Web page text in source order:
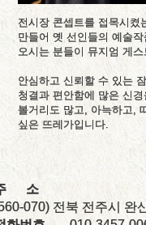
전시장 콘셉트를 접목시켰
만들어 옛 선인들의 예술
오시는 분들이 뮤지엄 게
안심하고 신뢰할 수 있는
청결과 편안함에 많은 신
볼거리도 많고, 아늑하고,
소
070) 전북 전주시 완